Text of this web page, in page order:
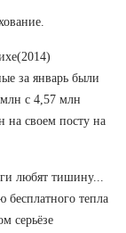
за январь были
с 4,57 млн
на своем посту на
любят тишину...
тепла
серьёзе